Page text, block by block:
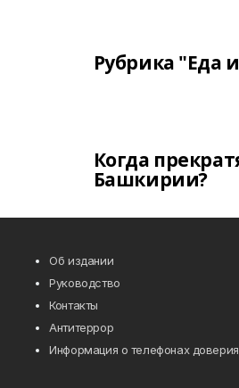
Рубрика "Еда
Когда
Башкирии?
Об издании
Руководство
Контакты
Антитеррор
Информация о телефонах доверия